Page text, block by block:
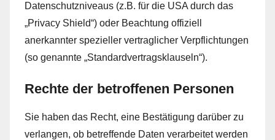
Datenschutzniveaus (z.B. für die USA durch das
„Privacy Shield“) oder Beachtung offiziell
anerkannter spezieller vertraglicher Verpflichtungen
(so genannte „Standardvertragsklauseln“).
Rechte der betroffenen Personen
Sie haben das Recht, eine Bestätigung darüber zu
verlangen, ob betreffende Daten verarbeitet werden